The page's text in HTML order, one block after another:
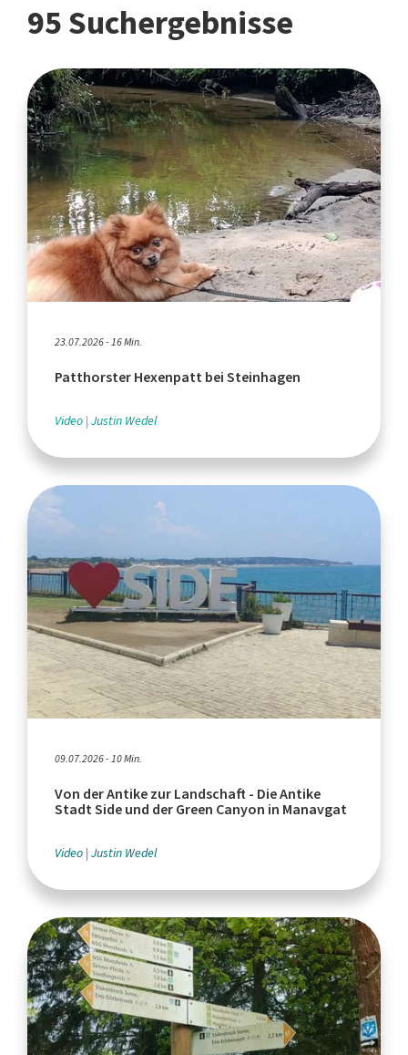
95 Suchergebnisse
23.07.2026 - 16 Min.
Patthorster Hexenpatt bei Steinhagen
Video Justin Wedel
09.07.2026 - 10 Min.
Von der Antike zur Landschaft - Die Antike
Stadt Side und der Green Canyon in Manavgat
Video Justin Wedel